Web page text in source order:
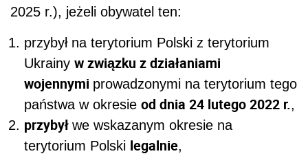
2025 r.), jeżeli obywatel ten:
przybył na terytorium Polski z terytorium
Ukrainy w związku z działaniami
wojennymi prowadzonymi na terytorium tego
państwa w okresie od dnia 24 lutego 2022 r.,
przybył we wskazanym okresie na
terytorium Polski legalnie,